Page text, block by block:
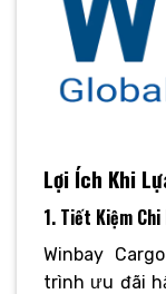
Lợi Ích Khi
1. Tiết Kiệm
Winbay
trình ưu đãi